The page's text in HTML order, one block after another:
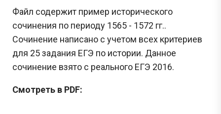
Файл содержит пример исторического
сочинения по периоду 1565 - 1572 гг..
Сочинение написано с учетом всех критериев
для 25 задания ЕГЭ по истории. Данное
сочинение взято с реального ЕГЭ 2016.
Смотреть в PDF: